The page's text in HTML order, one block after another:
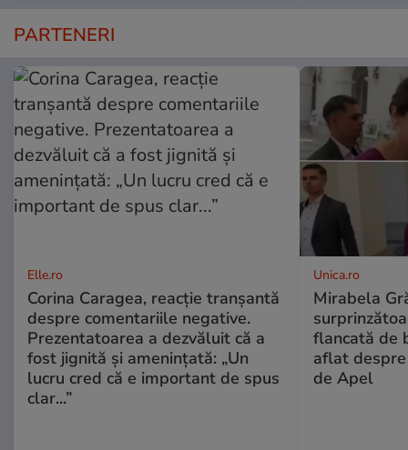
PARTENERI
Elle.ro
Corina Caragea, reacție tranșantă
despre comentariile negative.
Prezentatoarea a dezvăluit că a
fost jignită și amenințată: „Un
lucru cred că e important de spus
clar...”
Unica.ro
Mirabela
flancată de
aflat
de Apel